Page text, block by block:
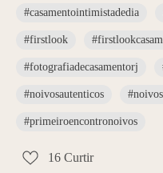
#casamentointimistadedia
#firstlook
#fotografiadecasamentorj
#noivosautenticos
#primeiroencontronoivos
16 Curtir